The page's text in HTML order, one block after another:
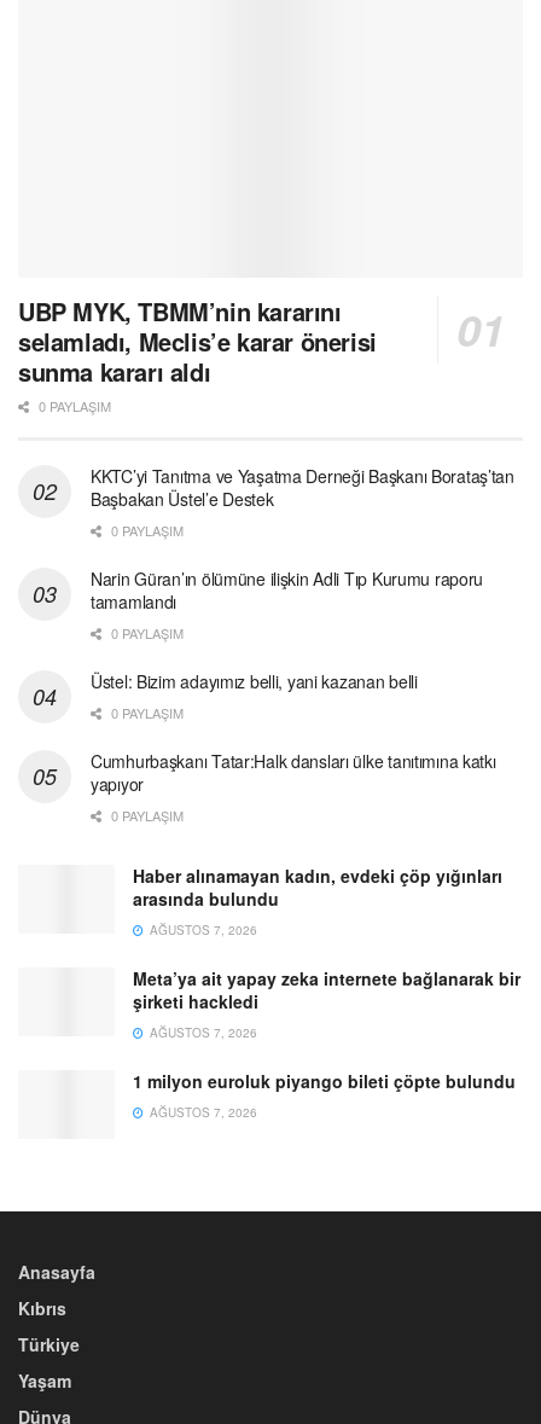
UBP MYK, TBMM’nin kararını
selamladı, Meclis’e karar önerisi
sunma kararı aldı
0 PAYLAŞIM
KKTC’yi Tanıtma ve Yaşatma Derneği Başkanı Borataş’tan
Başbakan Üstel’e Destek
0 PAYLAŞIM
Narin Güran’ın ölümüne ilişkin Adli Tıp Kurumu raporu
tamamlandı
0 PAYLAŞIM
Üstel: Bizim adayımız belli, yani kazanan belli
0 PAYLAŞIM
Cumhurbaşkanı Tatar:Halk dansları ülke tanıtımına katkı
yapıyor
0 PAYLAŞIM
Haber alınamayan kadın, evdeki çöp yığınları
arasında bulundu
AĞUSTOS 7, 2026
Meta’ya ait yapay zeka internete bağlanarak bir
şirketi hackledi
AĞUSTOS 7, 2026
1 milyon euroluk piyango bileti çöpte bulundu
AĞUSTOS 7, 2026
Anasayfa
Kıbrıs
Türkiye
Yaşam
Dünya